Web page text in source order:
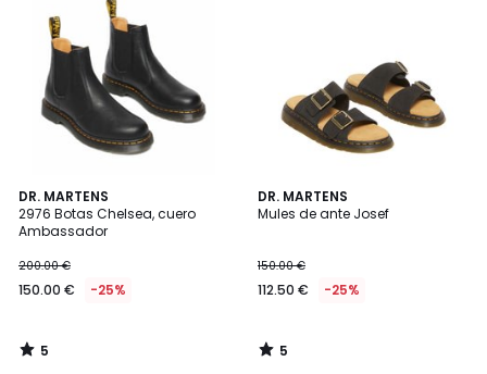
DR. MARTENS
2976 Botas Chelsea, cuero
Ambassador
200.00 €
150.00 € -25%
5
/
5
5
/
DR. MARTENS
Mules de ante Josef
150.00 €
112.50 € -25%
5
/
5
/